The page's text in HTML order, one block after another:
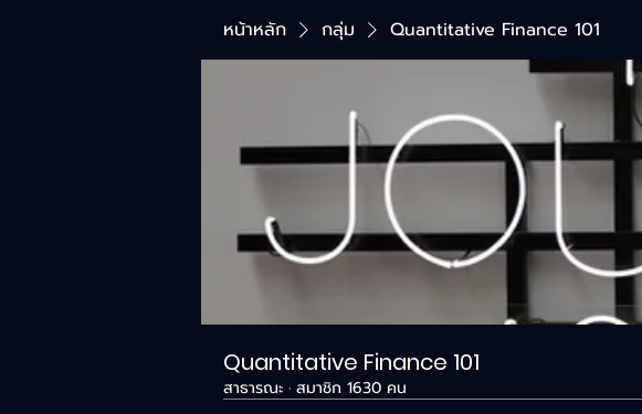
หน้าหลัก กลุ่ม Quantitative Finance 101
Quantitative Finance 101
สาธารณะ · สมาชิก 1630 คน